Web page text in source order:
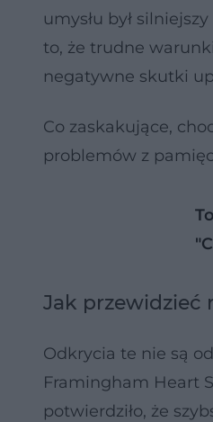
umysłu był
to, że trudne
negatywne skutki
Co zaskakujące,
problemów z
Jak przewidzieć
Odkrycia te nie są
Framingham Heart
potwierdziło, że